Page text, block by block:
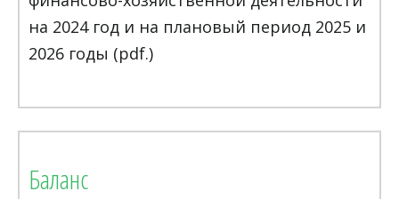
на 2024 год и на плановый период 2025 и
2026 годы (pdf.)
Баланс